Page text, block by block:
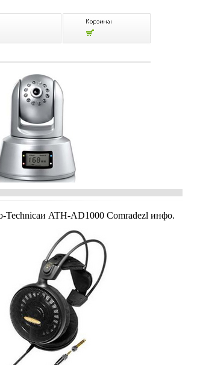
ATH-AD1000 Comradezl инфо.